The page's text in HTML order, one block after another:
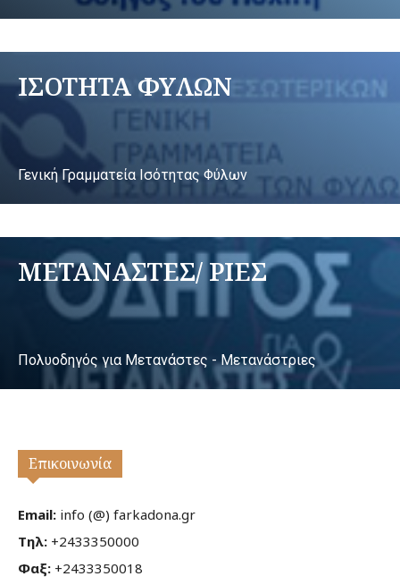
ΙΣΟΤΗΤΑ ΦΥΛΩΝ
Γενική Γραμματεία Ισότητας Φύλων
ΜΕΤΑΝΑΣΤΕΣ/ ΡΙΕΣ
Πολυοδηγός για Μετανάστες - Μετανάστριες
Επικοινωνία
Email: info (@) farkadona.gr
Τηλ: +2433350000
Φαξ: +2433350018